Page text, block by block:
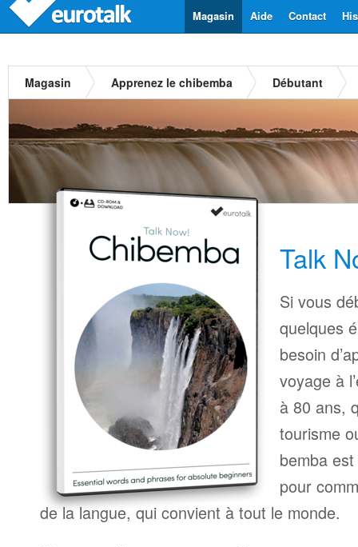
Contact
Aide
Magasin
Magasin Apprenez le chibemba Débutant
Talk
Si vous
quelques
besoin
voyage à
à 80 ans,
tourisme
bemba
pour
de la langue, qui convient à tout le monde.